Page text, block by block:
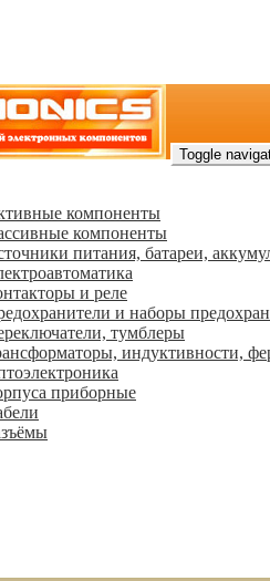
Toggle
компоненты
компоненты
питания, батареи,
и реле
и наборы
тумблеры
индуктивности,
приборные